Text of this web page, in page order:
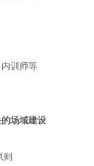
训师等
场域建设
则